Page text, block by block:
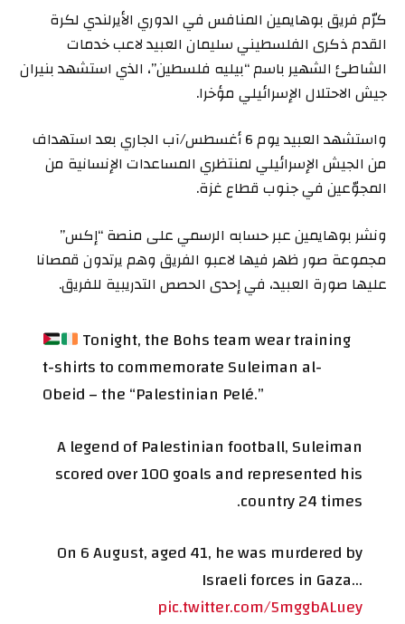
كرّم فريق بوهايمين المنافس في الدوري الأيرلندي لكرة
القدم ذكرى الفلسطيني سليمان العبيد لاعب خدمات
الشاطئ الشهير باسم “بيليه فلسطين”، الذي استشهد بنيران
جيش الاحتلال الإسرائيلي مؤخرا.
واستشهد العبيد يوم 6 أغسطس/آب الجاري بعد استهداف
من الجيش الإسرائيلي لمنتظري المساعدات الإنسانية من
المجوّعين في جنوب قطاع غزة.
ونشر بوهايمين عبر حسابه الرسمي على منصة “إكس”
مجموعة صور ظهر فيها لاعبو الفريق وهم يرتدون قمصانا
عليها صورة العبيد، في إحدى الحصص التدريبية للفريق.
Tonight, the Bohs team wear training
t-shirts to commemorate Suleiman al-
Obeid – the “Palestinian Pelé.”
A legend of Palestinian football, Suleiman
scored over 100 goals and represented his
country 24 times.
On 6 August, aged 41, he was murdered by
Israeli forces in Gaza…
pic.twitter.com/5mggbALuey